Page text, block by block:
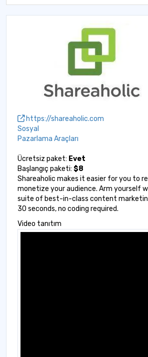
https://shareaholic.com
Sosyal
Pazarlama Araçları
Ücretsiz paket: Evet
Başlangıç paketi: $8
Shareaholic makes it easier for you to
monetize your audience. Arm yourself
suite of best-in-class content
30 seconds, no coding required.
Video tanıtım